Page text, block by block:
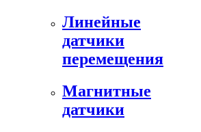
Линейные
датчики
перемещения
Магнитные
датчики